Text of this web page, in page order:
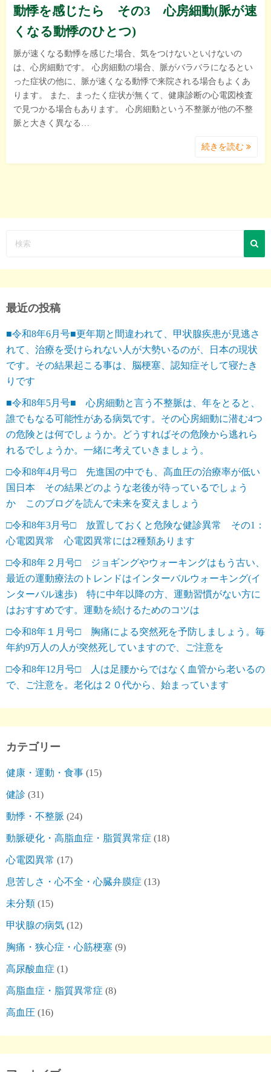
動悸を感じたら その3 心房細動(脈が速
くなる動悸のひとつ)
脈が速くなる動悸を感じた場合、気をつけないといけないの
は、心房細動です。 心房細動の場合、脈がバラバラになるとい
った症状の他に、脈が速くなる動悸で来院される場合もよくあ
ります。 また、まったく症状が無くて、健康診断の心電図検査
で見つかる場合もあります。 心房細動という不整脈が他の不整
脈と大きく異なる…
続きを読む
最近の投稿
■令和8年6月号■更年期と間違われて、甲状腺疾患が見逃さ
れて、治療を受けられない人が大勢いるのが、日本の現状
です。その結果起こる事は、脳梗塞、認知症そして寝たき
りです
■令和8年5月号■ 心房細動と言う不整脈は、年をとると、
誰でもなる可能性がある病気です。その心房細動に潜む4つ
の危険とは何でしょうか。どうすればその危険から逃れら
れるでしょうか。一緒に考えていきましょう。
□令和8年4月号□ 先進国の中でも、高血圧の治療率が低い
国日本 その結果どのような老後が待っているでしょう
か このブログを読んで未来を変えましょう
□令和8年3月号□ 放置しておくと危険な健診異常 その1：
心電図異常 心電図異常には2種類あります
□令和8年２月号□ ジョギングやウォーキングはもう古い、
最近の運動療法のトレンドはインターバルウォーキング(イ
ンターバル速歩) 特に中年以降の方、運動習慣がない方に
はおすすめです。運動を続けるためのコツは
□令和8年１月号□ 胸痛による突然死を予防しましょう。毎
年約9万人の人が突然死していますので、ご注意を
□令和8年12月号□ 人は足腰からではなく血管から老いるの
で、ご注意を。老化は２０代から、始まっています
カテゴリー
健康・運動・食事 (15)
健診 (31)
動悸・不整脈 (24)
動脈硬化・高脂血症・脂質異常症 (18)
心電図異常 (17)
息苦しさ・心不全・心臓弁膜症 (13)
未分類 (15)
甲状腺の病気 (12)
胸痛・狭心症・心筋梗塞 (9)
高尿酸血症 (1)
高脂血症・脂質異常症 (8)
高血圧 (16)